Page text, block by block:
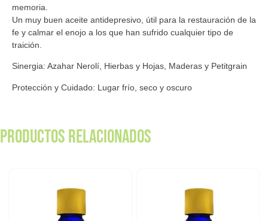
memoria.
Un muy buen aceite antidepresivo, útil para la restauración de la
fe y calmar el enojo a los que han sufrido cualquier tipo de
traición.
Sinergia: Azahar Nerolí, Hierbas y Hojas, Maderas y Petitgrain
Protección y Cuidado: Lugar frío, seco y oscuro
Productos relacionados